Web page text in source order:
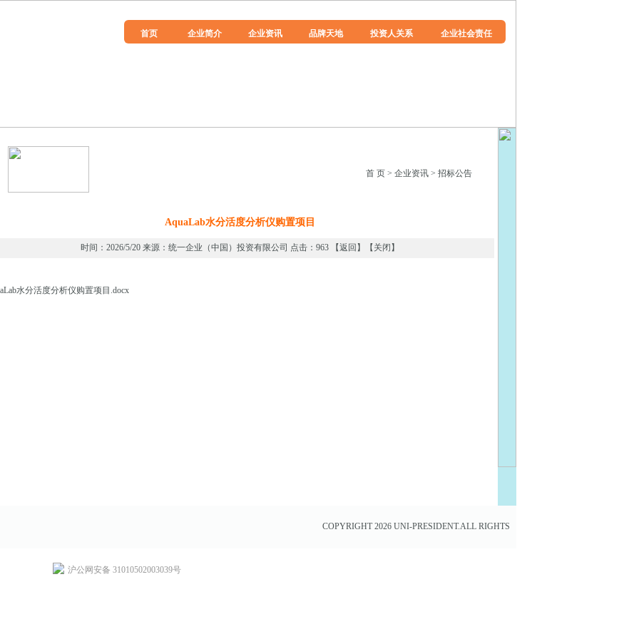
首页 企业简介 企业资讯 品牌天地 投资人关系 企业社会责任
首 页> 企业资讯> 招标公告
AquaLab水分活度分析仪购置项目
时间：2026/5/20 来源：统一企业（中国）投资有限公司 点击：963 【返回 】【 关闭 】
水分活度分析仪购置项目.docx
COPYRIGHT 2026 UNI-PRESIDENT.ALL RIGHTS
沪公网安备 31010502003039号